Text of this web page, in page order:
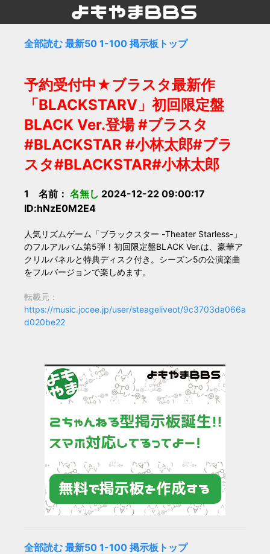
全部読む 最新50 1-100 掲示板トップ
予約受付中★ブラスタ最新作
「BLACKSTARⅤ」初回限定盤
BLACK Ver.登場 #ブラスタ
#BLACKSTAR #小林太郎#ブラ
スタ#BLACKSTAR#小林太郎
1 名前： 名無し 2024-12-22 09:00:17
ID:hNzE0M2E4
人気リズムゲーム「ブラックスター -Theater Starless-」
のフルアルバム第5弾！初回限定盤BLACK Ver.は、豪華ア
クリルパネルと特典ディスク付き。シーズン5の公演楽曲
をフルバージョンで楽しめます。
転載元：
https://music.jocee.jp/user/steageliveot/9c3703da066a
d020be22
全部読む 最新50 1-100 掲示板トップ